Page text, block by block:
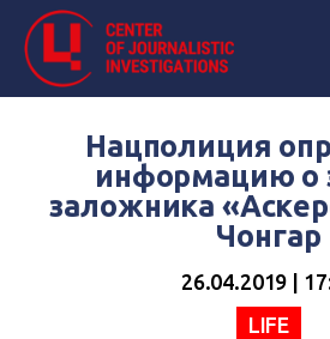
Нацполиция
информацию о
заложника
Чонгар
26.04.2019 |
LIFE